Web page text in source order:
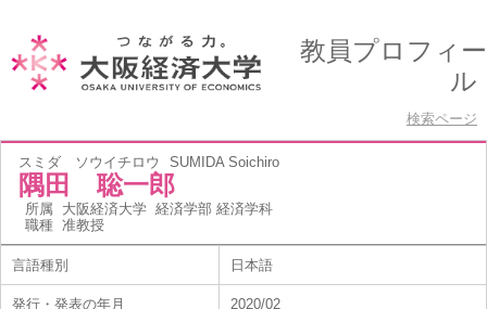
教員プロフィー
ル
検索ページ
スミダ ソウイチロウ SUMIDA Soichiro
隅田 聡一郎
所属 大阪経済大学 経済学部 経済学科
職種 准教授
言語種別 日本語
発行・発表の年月 2020/02